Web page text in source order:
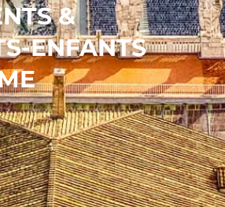
&
ENFANTS